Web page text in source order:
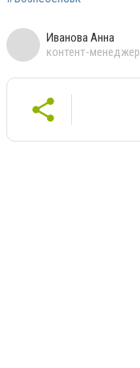
Иванова Анна
контент-менеджер